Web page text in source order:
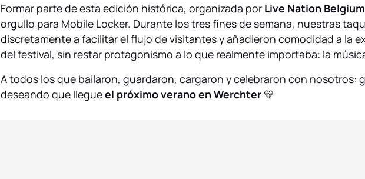
Formar parte de esta edición histórica, organizada por Live Nation Belgium
orgullo para Mobile Locker. Durante los tres fines de semana, nuestras
discretamente a facilitar el flujo de visitantes y añadieron comodidad a la
del festival, sin restar protagonismo a lo que realmente importaba: la
A todos los que bailaron, guardaron, cargaron y celebraron con nosotros:
deseando que llegueel próximo verano en Werchter💛